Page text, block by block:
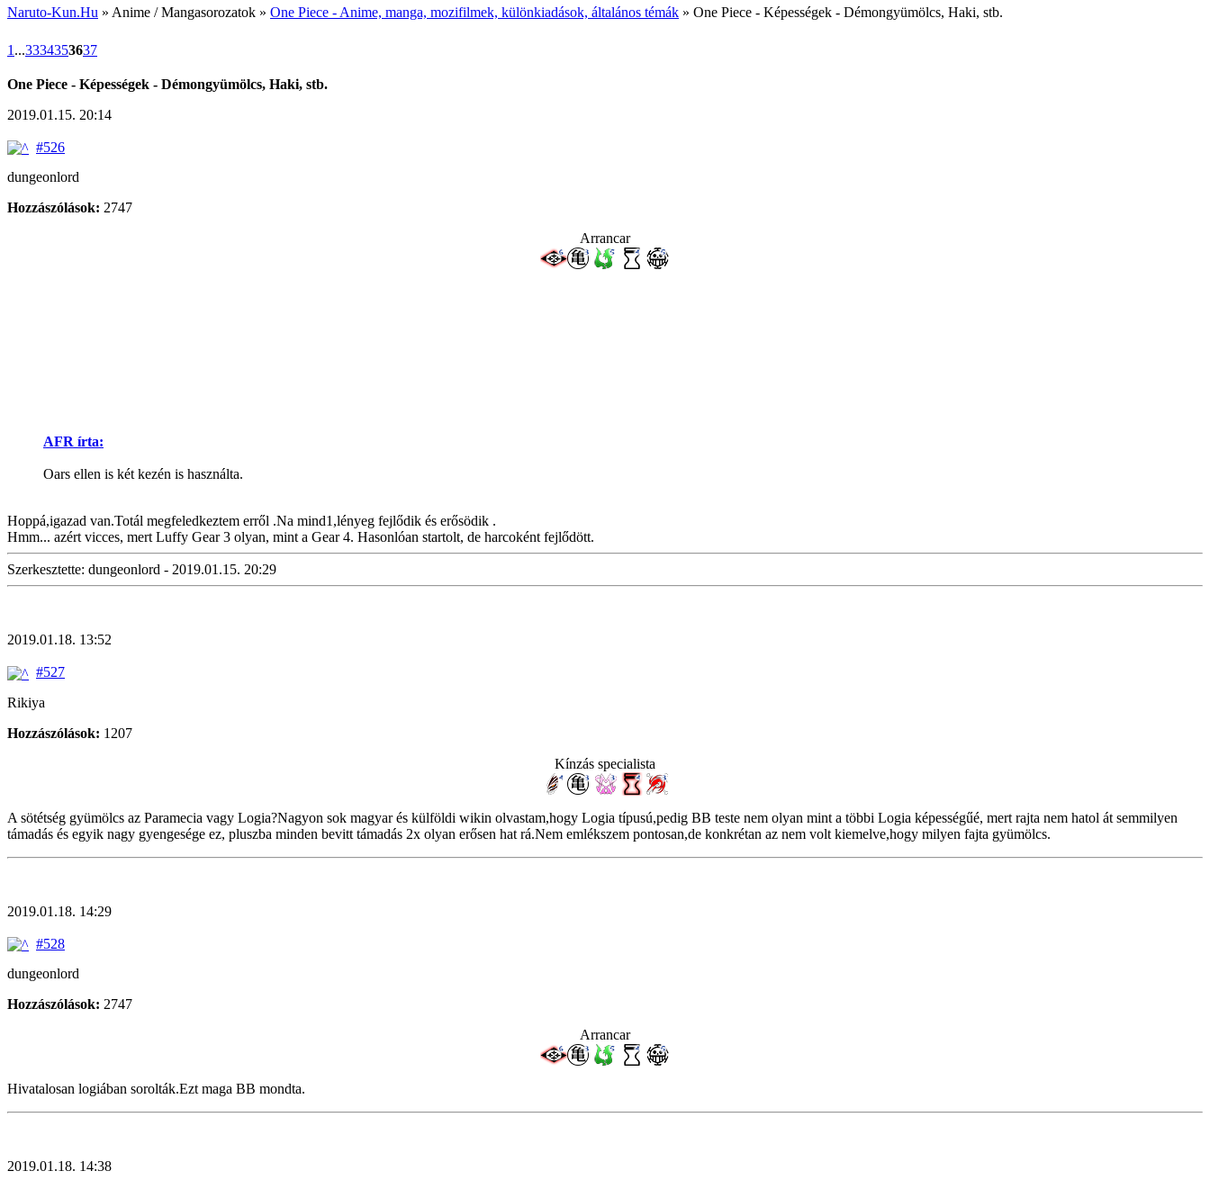
Naruto-Kun.Hu » Anime / Mangasorozatok » One Piece - Anime, manga, mozifilmek, különkiadások, általános témák » One Piece - Képességek - Démongyümölcs, Haki, stb.
1 ...3334353637
One Piece - Képességek - Démongyümölcs, Haki, stb.
2019.01.15. 20:14
#526
dungeonlord
Hozzászólások: 2747
Arrancar
AFR írta:
Oars ellen is két kezén is használta.
Hoppá,igazad van.Totál megfeledkeztem erről .Na mind1,lényeg fejlődik és erősödik .
Hmm... azért vicces, mert Luffy Gear 3 olyan, mint a Gear 4. Hasonlóan startolt, de harcoként fejlődött.
Szerkesztette: dungeonlord - 2019.01.15. 20:29
2019.01.18. 13:52
#527
Rikiya
Hozzászólások: 1207
Kínzás specialista
A sötétség gyümölcs az Paramecia vagy Logia?Nagyon sok magyar és külföldi wikin olvastam,hogy Logia típusú,pedig BB teste nem olyan mint a többi Logia képességűé, mert rajta nem hatol át semmilyen
támadás és egyik nagy gyengesége ez, pluszba minden bevitt támadás 2x olyan erősen hat rá.Nem emlékszem pontosan,de konkrétan az nem volt kiemelve,hogy milyen fajta gyümölcs.
2019.01.18. 14:29
#528
dungeonlord
Hozzászólások: 2747
Arrancar
Hivatalosan logiában sorolták.Ezt maga BB mondta.
2019.01.18. 14:38